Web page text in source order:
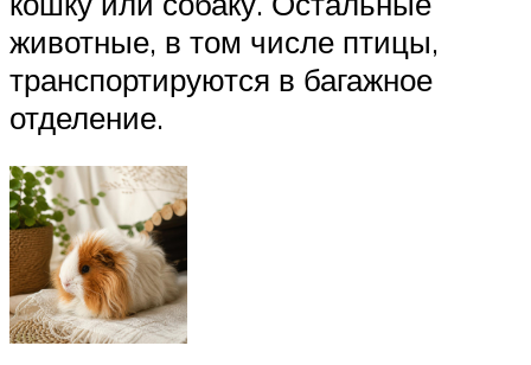
животные, в том числе птицы,
транспортируются в багажное
отделение.